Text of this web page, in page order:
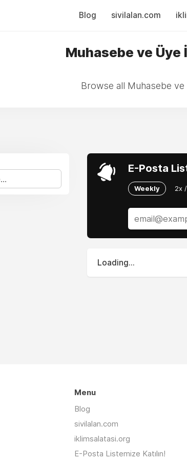
Blog sivilalan.com
Muhasebe ve Üye
Browse all Muhasebe
E-Posta
Weekly 2x
Loading...
Menu
Blog
sivilalan.com
iklimsalatasi.org
E-Posta Listemize Katılın!